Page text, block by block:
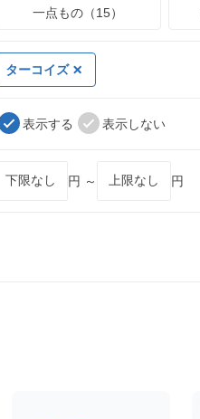
一点もの（15）
ターコイズ
表示する 表示しない
円 ～ 円